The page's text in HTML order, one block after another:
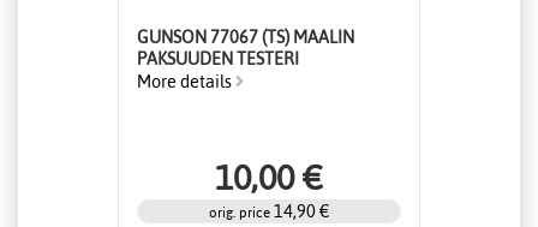
GUNSON 77067 (TS) MAALIN
PAKSUUDEN TESTERI
More details
10,00 €
orig. price 14,90 €